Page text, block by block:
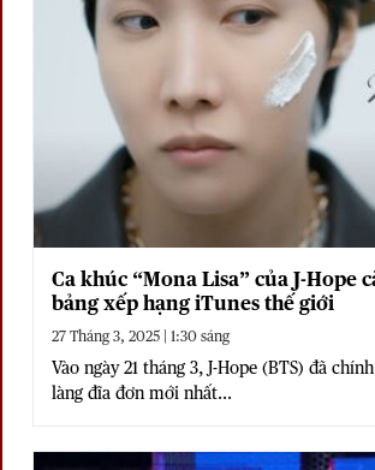
Ca khúc “Mona Lisa” của J-Hope
bảng xếp hạng iTunes thế giới
27 Tháng 3, 2025 | 1:30 sáng
Vào ngày 21 tháng 3, J-Hope (BTS) đã
làng đĩa đơn mới nhất...